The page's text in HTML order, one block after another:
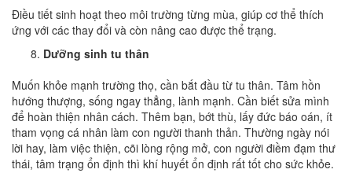
Điều tiết sinh hoạt theo môi trường từng mùa, giúp cơ thể thích
ứng với các thay đổi và còn nâng cao được thể trạng.
Dưỡng sinh tu thân
Muốn khỏe mạnh trường thọ, cần bắt đầu từ tu thân. Tâm hồn
hướng thượng, sống ngay thẳng, lành mạnh. Cần biết sửa mình
để hoàn thiện nhân cách. Thêm bạn, bớt thù, lấy đức báo oán, ít
tham vọng cá nhân làm con người thanh thản. Thường ngày nói
lời hay, làm việc thiện, cõi lòng rộng mở, con người điềm đạm thư
thái, tâm trạng ổn định thì khí huyết ổn định rất tốt cho sức khỏe.